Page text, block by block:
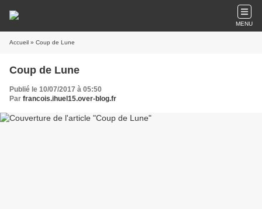
MENU
Accueil » Coup de Lune
Coup de Lune
Publié le 10/07/2017 à 05:50
Par francois.ihuel15.over-blog.fr